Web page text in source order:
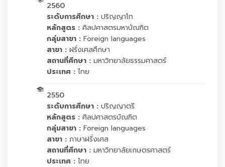
2560
ระดับการศึกษา : ปริญญาโท
หลักสูตร : ศิลปศาสตรมหาบัณฑิต
กลุ่มสาขา : Foreign languages
สาขา : ฝรั่งเศสศึกษา
สถานที่ศึกษา : มหาวิทยาลัยธรรมศาสตร์
ประเทศ : ไทย
2550
ระดับการศึกษา : ปริญญาตรี
หลักสูตร : ศิลปศาสตรบัณฑิต
กลุ่มสาขา : Foreign languages
สาขา : ภาษาฝรั่งเศส
สถานที่ศึกษา : มหาวิทยาลัยเกษตรศาสตร์
ประเทศ : ไทย